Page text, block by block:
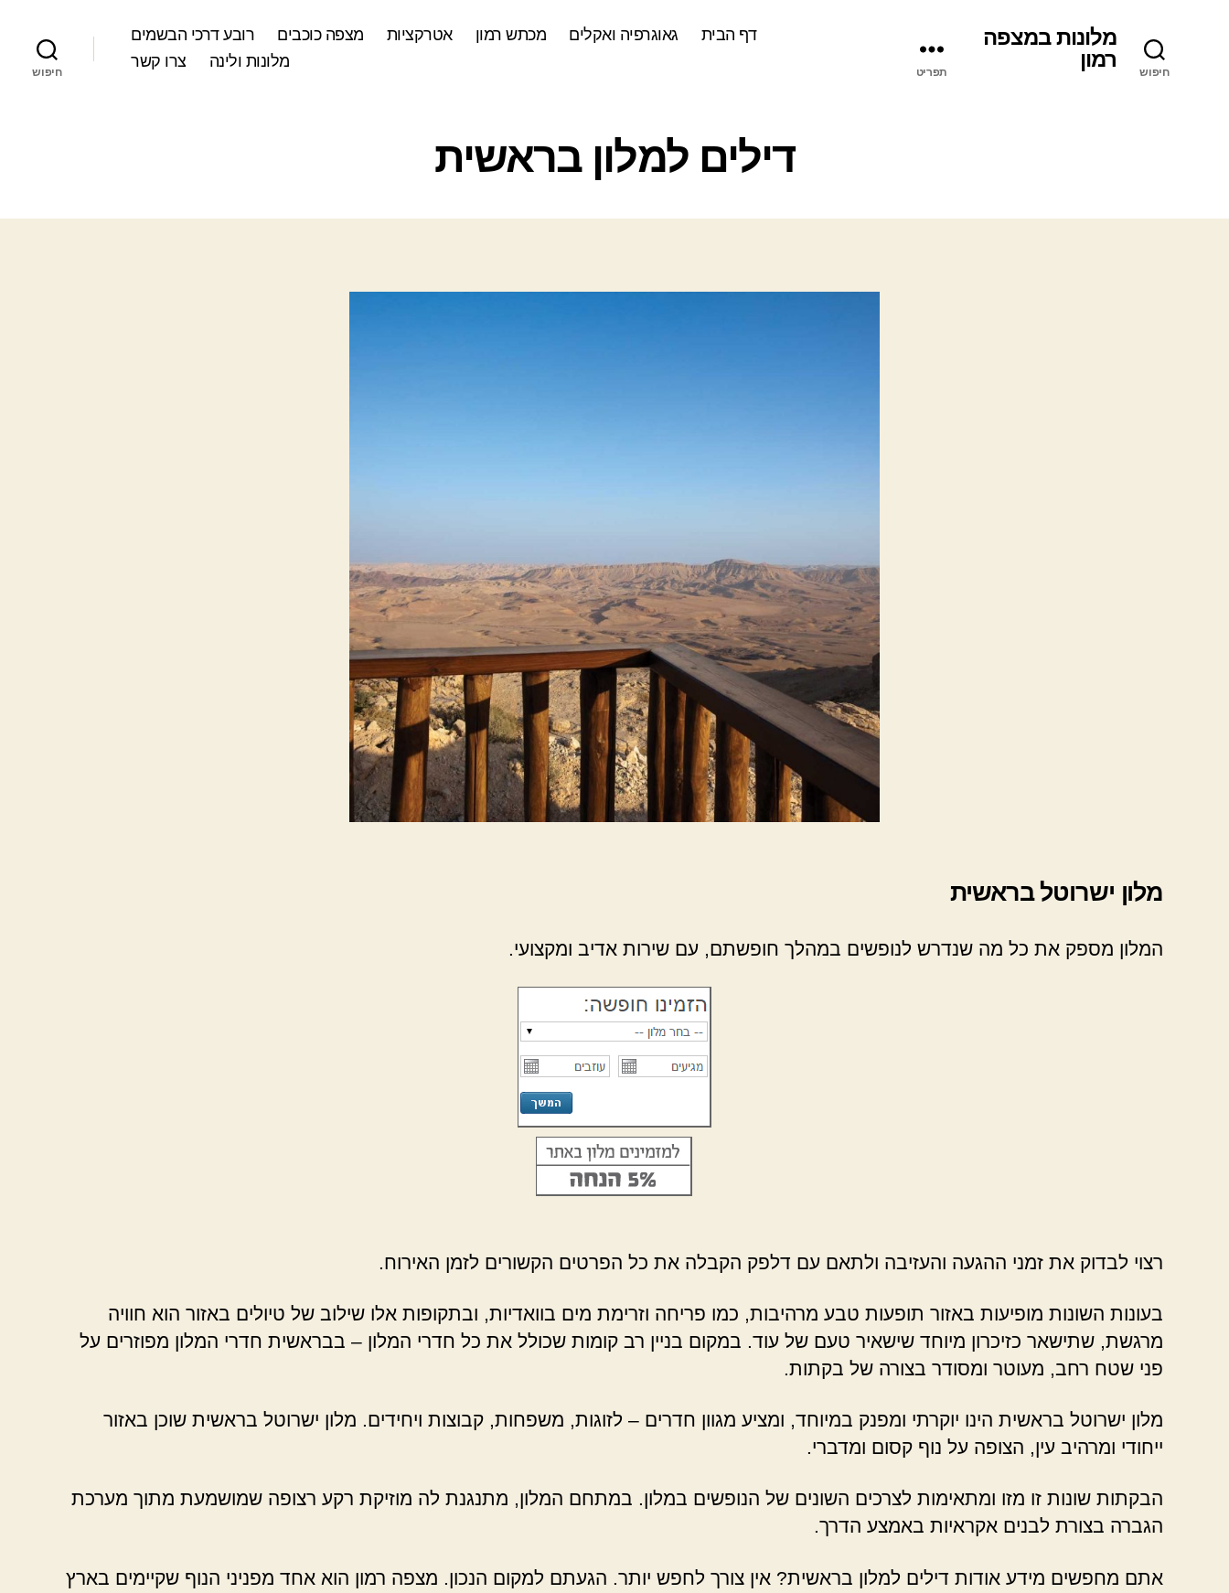
חיפוש
מלונות במצפה
רמון
תפריט
דף הבית גאוגרפיה ואקלים מכתש רמון אטרקציות מצפה כוכבים
רובע דרכי הבשמים
מלונות ולינה
צרו קשר
חיפוש
ק
ר
דילים למלון בראשית
מלון ישרוטל בראשית
המלון מספק את כל מה שנדרש לנופשים במהלך חופשתם, עם שירות אדיב ומקצועי.
רצוי לבדוק את זמני ההגעה והעזיבה ולתאם עם דלפק הקבלה את כל הפרטים הקשורים לזמן האירוח.
בעונות השונות מופיעות באזור תופעות טבע מרהיבות, כמו פריחה וזרימת מים בוואדיות, ובתקופות אלו שילוב של טיולים באזור הוא חוויה
מרגשת, שתישאר כזיכרון מיוחד שישאיר טעם של עוד. במקום בניין רב קומות שכולל את כל חדרי המלון – בבראשית חדרי המלון מפוזרים על
פני שטח רחב, מעוטר ומסודר בצורה של בקתות.
מלון ישרוטל בראשית הינו יוקרתי ומפנק במיוחד, ומציע מגוון חדרים – לזוגות, משפחות, קבוצות ויחידים. מלון ישרוטל בראשית שוכן באזור
ייחודי ומרהיב עין, הצופה על נוף קסום ומדברי.
הבקתות שונות זו מזו ומתאימות לצרכים השונים של הנופשים במלון. במתחם המלון, מתנגנת לה מוזיקת רקע רצופה שמושמעת מתוך מערכת
הגברה בצורת לבנים אקראיות באמצע הדרך.
אתם מחפשים מידע אודות דילים למלון בראשית? אין צורך לחפש יותר. הגעתם למקום הנכון. מצפה רמון הוא אחד מפניני הנוף שקיימים בארץ